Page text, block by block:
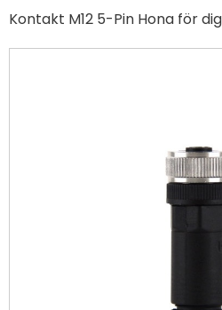
Kontakt M12 5-Pin Hona för